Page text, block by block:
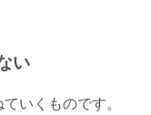
い
いくものです。